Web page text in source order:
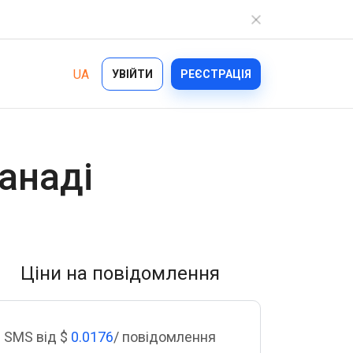
Automated Text Messaging
Logistics
Services
UA УВІЙТИ
РЕЄСТРАЦІЯ
Ціни на повідомлення
SMS від $ 0.0176/ повідомлення